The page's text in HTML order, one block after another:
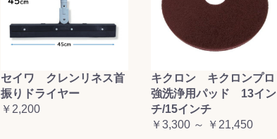
セイワ クレンリネス首
振りドライヤー
￥2,200
キクロン キクロンプロ
強洗浄用パッド 13イン
チ/15インチ
￥3,300 ～ ￥21,450